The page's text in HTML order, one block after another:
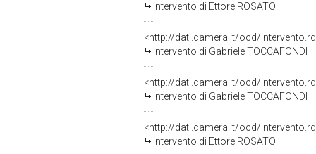
intervento di Ettore ROSATO
<http://dati.camera.it/ocd/
intervento di Gabriele TOCCAFONDI
<http://dati.camera.it/ocd/
intervento di Gabriele TOCCAFONDI
<http://dati.camera.it/ocd/
intervento di Ettore ROSATO